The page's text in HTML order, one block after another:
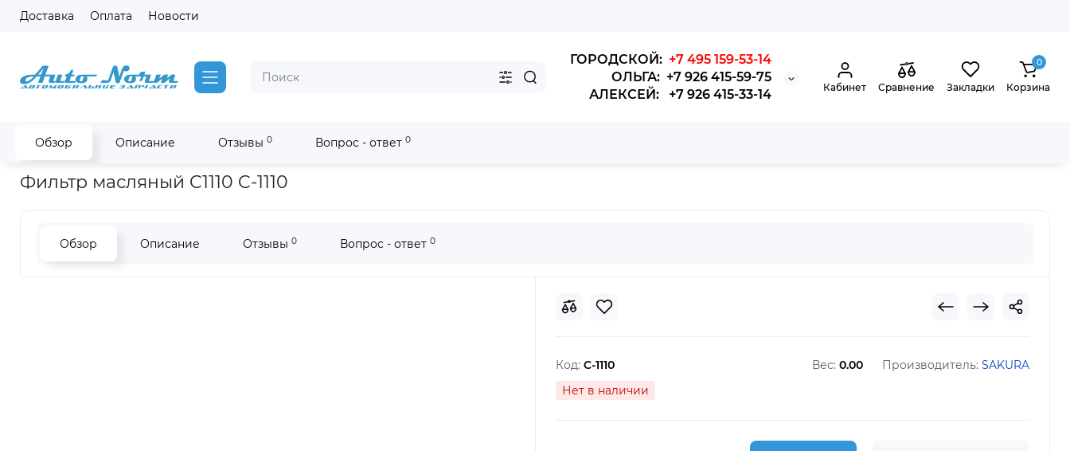
Доставка Оплата Новости
ГОРОДСКОЙ: +7 495 159-53-14
ОЛЬГА: +7 926 415-59-75
АЛЕКСЕЙ: +7 926 415-33-14
Кабинет Сравнение Закладки
0
Корзина
Обзор Описание Отзывы 0 Вопрос - ответ 0
Главная Фильтры Fleetguard на спецтехнику Hitachi, Hyundai, Junttan
Фильтр масляный C1110 C-1110
Обзор Описание Отзывы 0 Вопрос - ответ 0
Код: C-1110 Производитель: SAKURA
Нет в наличии
Вес: 0.00